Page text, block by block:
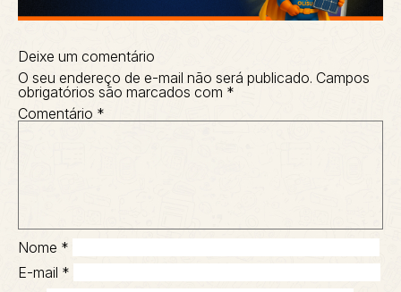
Deixe um comentário
O seu endereço de e-mail não será publicado. Campos
obrigatórios são marcados com *
Comentário *
Nome *
E-mail *